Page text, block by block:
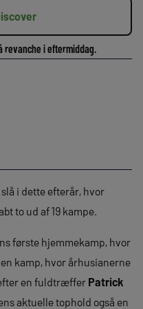
revanche i eftermiddag.
i dette efterår, hvor
to ud af 19 kampe.
første hjemmekamp, hvor
kamp, hvor århusianerne
en fuldtræffer Patrick
aktuelle tophold også en